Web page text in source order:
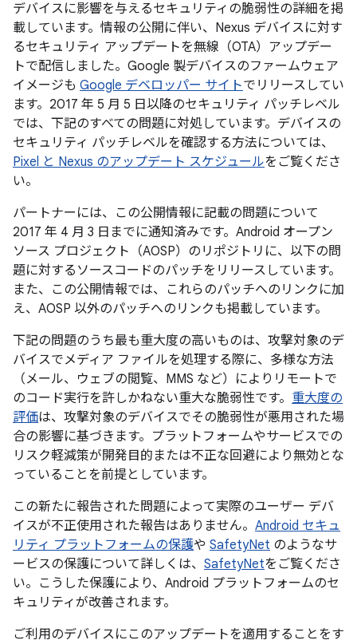
デバイスに影響を与えるセキュリティの脆弱性の詳細を掲
載しています。情報の公開に伴い、Nexus デバイスに対す
るセキュリティ アップデートを無線（OTA）アップデー
トで配信しました。Google 製デバイスのファームウェア
イメージも Google デベロッパー サイトでリリースしてい
ます。2017 年 5 月 5 日以降のセキュリティ パッチレベル
では、下記のすべての問題に対処しています。デバイスの
セキュリティ パッチレベルを確認する方法については、
Pixel と Nexus のアップデート スケジュールをご覧くださ
い。
パートナーには、この公開情報に記載の問題について
2017 年 4 月 3 日までに通知済みです。Android オープン
ソース プロジェクト（AOSP）のリポジトリに、以下の問
題に対するソースコードのパッチをリリースしています。
また、この公開情報では、これらのパッチへのリンクに加
え、AOSP 以外のパッチへのリンクも掲載しています。
下記の問題のうち最も重大度の高いものは、攻撃対象のデ
バイスでメディア ファイルを処理する際に、多様な方法
（メール、ウェブの閲覧、MMS など）によりリモートで
のコード実行を許しかねない重大な脆弱性です。 重大度の
評価は、攻撃対象のデバイスでその脆弱性が悪用された場
合の影響に基づきます。プラットフォームやサービスでの
リスク軽減策が開発目的または不正な回避により無効とな
っていることを前提としています。
この新たに報告された問題によって実際のユーザー デバ
イスが不正使用された報告はありません。 Android セキュ
リティ プラットフォームの保護や SafetyNet のようなサ
ービスの保護について詳しくは、 SafetyNetをご覧くださ
い。こうした保護により、Android プラットフォームのセ
キュリティが改善されます。
ご利用のデバイスにこのアップデートを適用することをす